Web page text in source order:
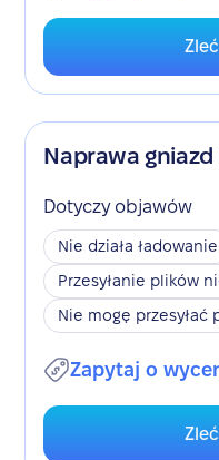
Naprawa gniazd
Dotyczy objawów
Nie działa ładowanie
Przesyłanie plików
Nie mogę przesyłać
Zapytaj o